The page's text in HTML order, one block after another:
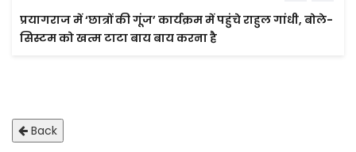
प्रयागराज में ‘छात्रों की गूंज’ कार्यक्रम में पहुंचे राहुल गांधी, बोले-
सिस्टम को खत्म टाटा बाय बाय करना है
Back